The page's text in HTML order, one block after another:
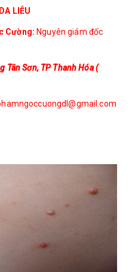
LIỄU
Cường: Nguyên giám đốc
Tân Sơn, TP Thanh Hóa (